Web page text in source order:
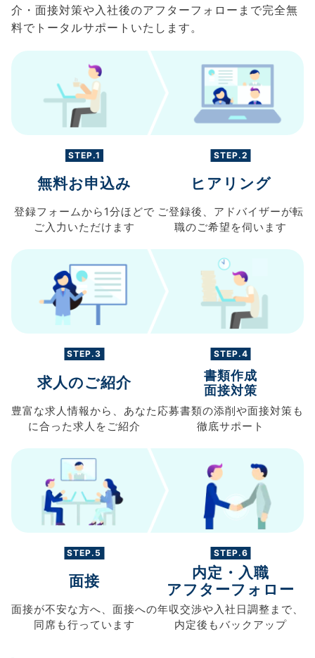
介・面接対策や入社後のアフターフォローまで完全無
料でトータルサポートいたします。
STEP.1
無料お申込み
登録フォームから 1分ほどで
ご入力 いただけます
STEP.2
ヒアリング
ご登録後、 アドバイザーが転
職のご希望を伺います
STEP.3
求人のご紹介
豊富な求人情報から、 あなた
に合った求人を ご紹介
STEP.4
書類作成
面接対策
応募書類の添削や面接対策も
徹底サポート
STEP.5
面接
面接が不安な方へ、 面接への
同席も行っています
STEP.6
内定・入職
アフターフォロー
年収交渉や入社日調整まで、
内定後もバックアップ